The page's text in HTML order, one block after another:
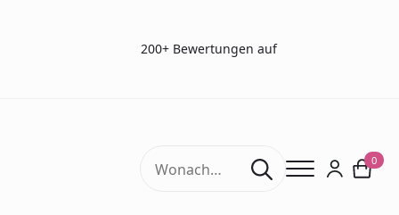
200+ Bewertungen auf
Search
for:
0